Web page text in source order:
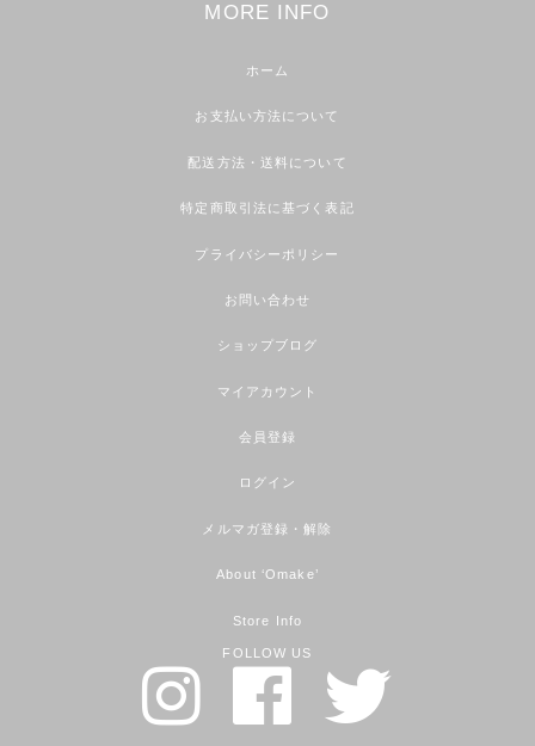
MORE INFO
ホーム
お支払い方法について
配送方法・送料について
特定商取引法に基づく表記
プライバシーポリシー
お問い合わせ
ショップブログ
マイアカウント
会員登録
ログイン
メルマガ登録・解除
About ‘Omake’
Store Info
FOLLOW US